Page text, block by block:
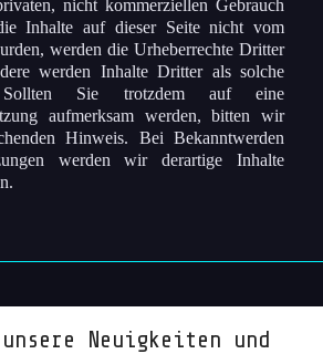
nicht kommerziellen Gebrauch
Inhalte auf dieser Seite nicht vom
werden die Urheberrechte Dritter
werden Inhalte Dritter als solche
Sollten Sie trotzdem auf eine
aufmerksam werden, bitten wir
Hinweis. Bei Bekanntwerden
werden wir derartige Inhalte
Neuigkeiten und